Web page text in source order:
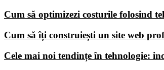
Cum să optimizezi costurile folosind
Cum să îți construiești un site web
Cele mai noi tendințe în tehnologie: